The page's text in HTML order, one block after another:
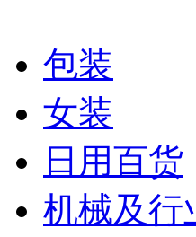
包装
女装
日用百货
机械及行